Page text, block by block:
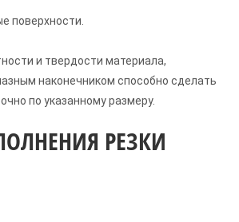
поверхности.
и твердости материала,
наконечником способно сделать
по указанному размеру.
РЕЗКИ